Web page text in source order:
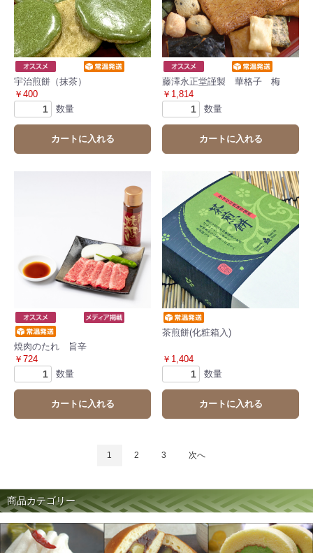
宇治煎餅（抹茶）
￥400
数量
カートに入れる
藤澤永正堂謹製 華格子 梅
￥1,814
数量
カートに入れる
焼肉のたれ 旨辛
￥724
数量
カートに入れる
茶煎餅(化粧箱入)
￥1,404
数量
カートに入れる
1 2 3 次へ
商品カテゴリー